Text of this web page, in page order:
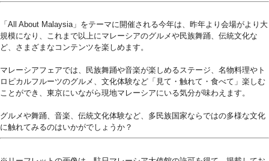
「All About Malaysia」をテーマに開催される今年は、昨年より会場がより大
規模になり、これまで以上にマレーシアのグルメや民族舞踊、伝統文化な
ど、さまざまなコンテンツを楽しめます。
マレーシアフェアでは、民族舞踊や音楽が楽しめるステージ、名物料理やト
ロピカルフルーツのグルメ、文化体験など「見て・触れて・食べて」楽しむ
ことができ、東京にいながら現地マレーシアにいる気分が味わえます。
グルメや舞踊、音楽、伝統文化体験など、多民族国家ならではの多様な文化
に触れてみるのはいかがでしょうか？